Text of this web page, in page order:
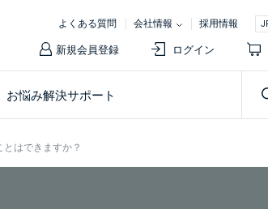
よくある質問 会社情報 採用情報
新規会員登録 ログイン
お悩み解決サポート
はできますか？